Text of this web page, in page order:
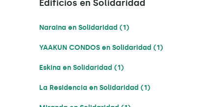
Edificios en Solidaridad
Naraina en Solidaridad (1)
YAAKUN CONDOS en Solidaridad (1)
Eskina en Solidaridad (1)
La Residencia en Solidaridad (1)